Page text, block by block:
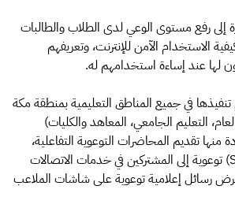
إلى رفع مستوى الوعي لدى الطلاب والطالبات
الاستخدام الآمن للإنترنت، وتعريفهم
لها عند إساءة استخدامهم له.
تنفيذها في جميع المناطق التعليمية بمنطقة مكة
التعليم الجامعي، المعاهد والكليات)
تقديم المحاضرات التوعوية التفاعلية،
ارسال رسائل نصية (SMS) توعوية إلى المشتركين في خدمات الاتصالات
رسائل إعلامية توعوية على شاشات الملاعب